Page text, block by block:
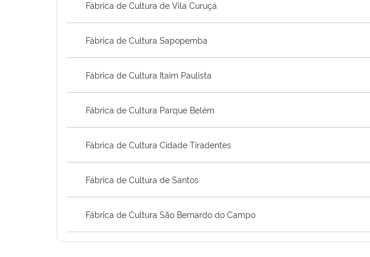
Fábrica de Cultura de Vila Curuçá
Fábrica de Cultura Sapopemba
Fábrica de Cultura Itaim Paulista
Fábrica de Cultura Parque Belém
Fábrica de Cultura Cidade Tiradentes
Fábrica de Cultura de Santos
Fábrica de Cultura São Bernardo do Campo